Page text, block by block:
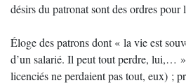
désirs du patronat sont des ordres pour
Éloge des patrons dont « la vie est
d’un salarié. Il peut tout perdre, lui,…
licenciés ne perdaient pas tout, eux) ;